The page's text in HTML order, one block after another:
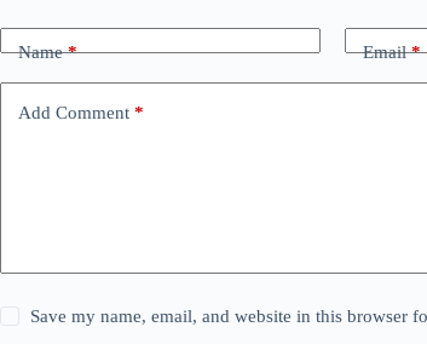
Name* Email*
Add Comment *
Save my name, email, and website in this browser